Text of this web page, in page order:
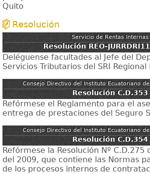
Quito
Resolución
Servicio de Rentas Internas
Resolución REO-
Deléguense facultades al Jefe del
Servicios Tributarios del SRI Regional
Consejo Directivo del Instituto Ecuatoriano
Resolución C.D.353
Refórmese el Reglamento para el
entrega de prestaciones del Seguro
Consejo Directivo del Instituto Ecuatoriano
Resolución C.D.354
Refórmese la Resolución Nº C.D.275
del 2009, que contiene las Normas
de los procesos internos de